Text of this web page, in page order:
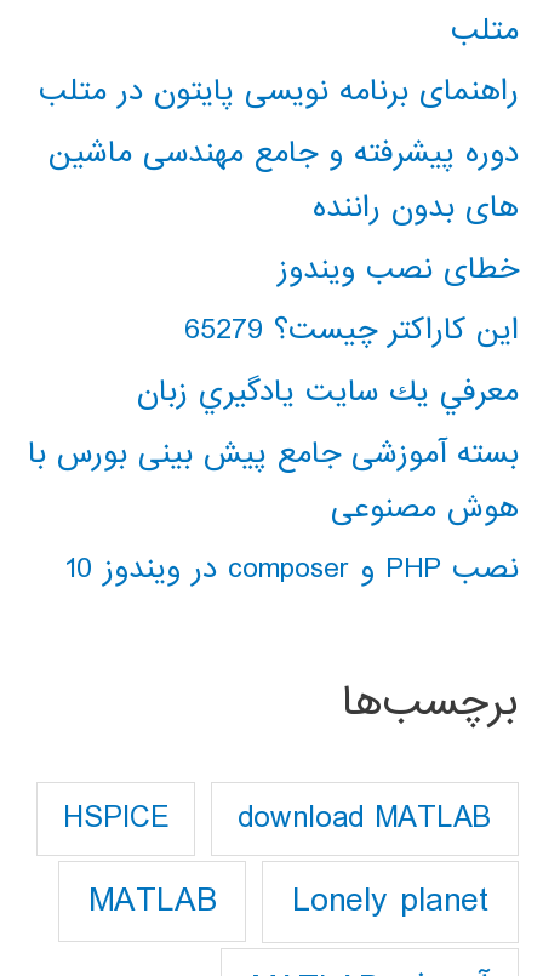
متلب
راهنمای برنامه نویسی پایتون در متلب
دوره پیشرفته و جامع مهندسی ماشین
های بدون راننده
خطای نصب ویندوز
این کاراکتر چیست؟ 65279
معرفي يك سايت يادگيري زبان
بسته آموزشی جامع پیش بینی بورس با
هوش مصنوعی
نصب PHP و composer در ویندوز 10
برچسب‌ها
download MATLAB
HSPICE
Lonely planet
MATLAB